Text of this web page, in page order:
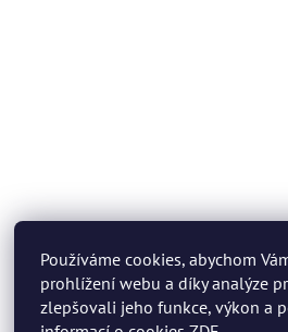
Používáme cookies, abychom
prohlížení webu a díky analýze
zlepšovali jeho funkce, výkon a